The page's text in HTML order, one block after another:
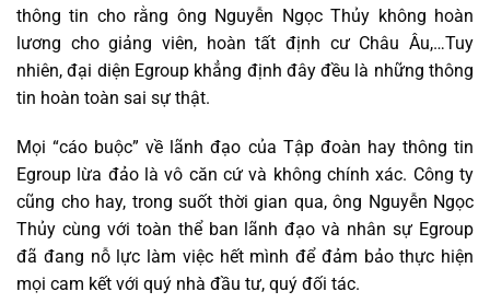
thông tin cho rằng ông Nguyễn Ngọc Thủy không hoàn
lương cho giảng viên, hoàn tất định cư Châu Âu,…Tuy
nhiên, đại diện Egroup khẳng định đây đều là những thông
tin hoàn toàn sai sự thật.
Mọi “cáo buộc” về lãnh đạo của Tập đoàn hay thông tin
Egroup lừa đảo là vô căn cứ và không chính xác. Công ty
cũng cho hay, trong suốt thời gian qua, ông Nguyễn Ngọc
Thủy cùng với toàn thể ban lãnh đạo và nhân sự Egroup
đã đang nỗ lực làm việc hết mình để đảm bảo thực hiện
mọi cam kết với quý nhà đầu tư, quý đối tác.